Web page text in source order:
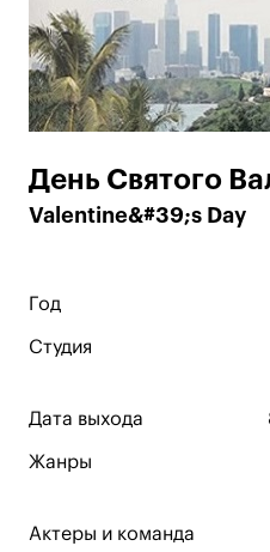
День Святого
Valentine&#39;s Day
Год
Студия
Дата выхода
Жанры
Актеры и команда